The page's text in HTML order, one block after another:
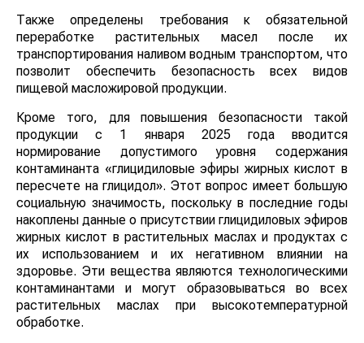
Также определены требования к обязательной
переработке растительных масел после их
транспортирования наливом водным транспортом, что
позволит обеспечить безопасность всех видов
пищевой масложировой продукции.
Кроме того, для повышения безопасности такой
продукции с 1 января 2025 года вводится
нормирование допустимого уровня содержания
контаминанта «глицидиловые эфиры жирных кислот в
пересчете на глицидол». Этот вопрос имеет большую
социальную значимость, поскольку в последние годы
накоплены данные о присутствии глицидиловых эфиров
жирных кислот в растительных маслах и продуктах с
их использованием и их негативном влиянии на
здоровье. Эти вещества являются технологическими
контаминантами и могут образовываться во всех
растительных маслах при высокотемпературной
обработке.